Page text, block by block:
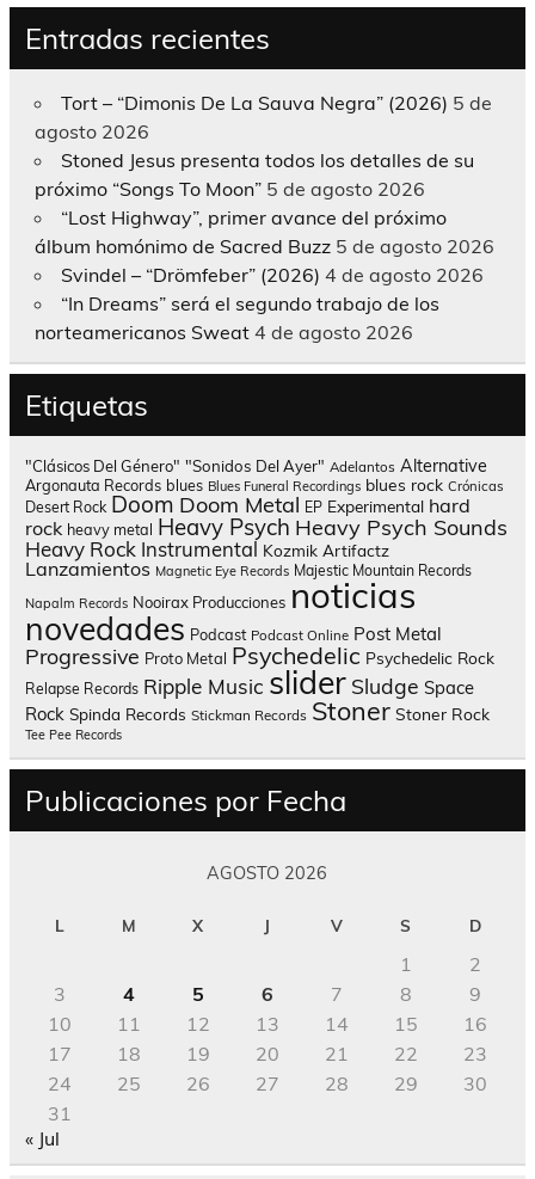
Entradas recientes
Tort – “Dimonis De La Sauva Negra” (2026) 5 de
agosto 2026
Stoned Jesus presenta todos los detalles de su
próximo “Songs To Moon” 5 de agosto 2026
“Lost Highway”, primer avance del próximo
álbum homónimo de Sacred Buzz 5 de agosto 2026
Svindel – “Drömfeber” (2026) 4 de agosto 2026
“In Dreams” será el segundo trabajo de los
norteamericanos Sweat 4 de agosto 2026
Etiquetas
"Clásicos Del Género" "Sonidos Del Ayer" Adelantos Alternative
Argonauta Records blues Blues Funeral Recordings blues rock Crónicas
Desert Rock Doom Doom Metal EP Experimental hard
rock heavy metal Heavy Psych Heavy Psych Sounds
Heavy Rock Instrumental Kozmik Artifactz
Lanzamientos Magnetic Eye Records Majestic Mountain Records
Napalm Records Nooirax Producciones noticias
novedades Podcast Podcast Online Post Metal
Progressive Proto Metal Psychedelic Psychedelic Rock
Relapse Records Ripple Music slider Sludge Space
Rock Spinda Records Stickman Records Stoner Stoner Rock
Tee Pee Records
Publicaciones por Fecha
AGOSTO 2026
L M X J V S D
1
2
3
4 5 6 7 8
9
10
11 12 13 14 15
16
17
18 19 20 21 22
23
24
25 26 27 28 29
30
31
« Jul